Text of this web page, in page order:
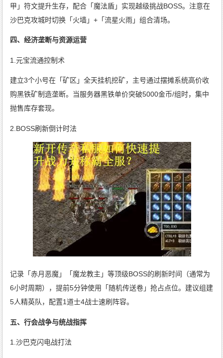
甲」符文提升生存，配合「魔法盾」实现越级挑战BOSS。注意在
沙巴克攻城时切换「火墙」+「流星火雨」组合清场。
四、经济垄断与资源运营
1.元宝流通控制术
建立3个小号在「矿区」全天挂机挖矿，主号通过摆摊系统高价收
购黑铁矿制造垄断。当服务器黑铁单价突破5000金币/组时，集中
抛售库存套现。
2.BOSS刷新倒计时法
记录「赤月恶魔」「魔龙教主」等顶级BOSS的刷新时间（通常为
6小时周期），提前5分钟使用「随机传送卷」抢占点位。建议组建
5人精英队，配置1道士4战士速刷阵容。
五、行会战争与统战指挥
1.沙巴克闪电战打法